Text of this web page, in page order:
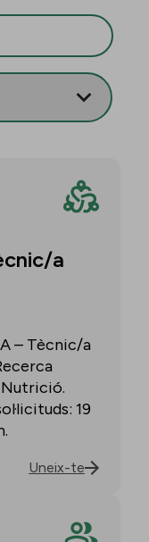
a
– Tècnic/a
Nutrició.
19
Uneix-te